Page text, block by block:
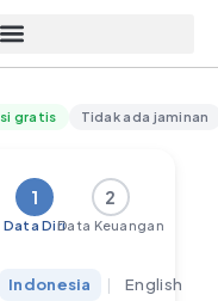
gratis Tidak ada jaminan
1
Data Diri
2
Data Keuangan
Indonesia | English